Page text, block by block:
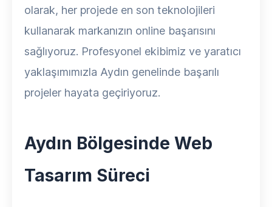
olarak, her projede en son teknolojileri
kullanarak markanızın online başarısını
sağlıyoruz. Profesyonel ekibimiz ve yaratıcı
yaklaşımımızla Aydın genelinde başarılı
projeler hayata geçiriyoruz.
Aydın Bölgesinde Web
Tasarım Süreci